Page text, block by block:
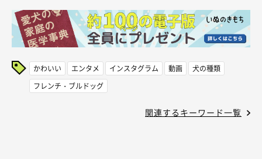
かわいい エンタメ インスタグラム 動画
犬の種類
フレンチ・ブルドッグ
関連するキーワード一覧